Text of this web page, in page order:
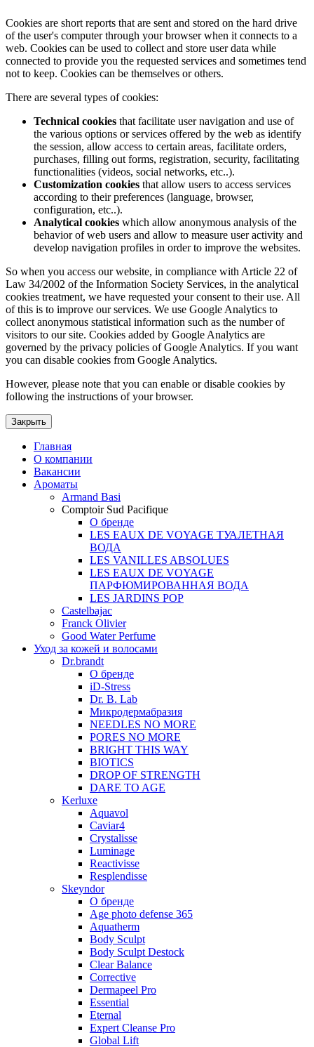
Cookies are short reports that are sent and stored on the hard drive
of the user's computer through your browser when it connects to a
web. Cookies can be used to collect and store user data while
connected to provide you the requested services and sometimes tend
not to keep. Cookies can be themselves or others.
There are several types of cookies:
Technical cookies that facilitate user navigation and use of
the various options or services offered by the web as identify
the session, allow access to certain areas, facilitate orders,
purchases, filling out forms, registration, security, facilitating
functionalities (videos, social networks, etc..).
Customization cookies that allow users to access services
according to their preferences (language, browser,
configuration, etc..).
Analytical cookies which allow anonymous analysis of the
behavior of web users and allow to measure user activity and
develop navigation profiles in order to improve the websites.
So when you access our website, in compliance with Article 22 of
Law 34/2002 of the Information Society Services, in the analytical
cookies treatment, we have requested your consent to their use. All
of this is to improve our services. We use Google Analytics to
collect anonymous statistical information such as the number of
visitors to our site. Cookies added by Google Analytics are
governed by the privacy policies of Google Analytics. If you want
you can disable cookies from Google Analytics.
However, please note that you can enable or disable cookies by
following the instructions of your browser.
Закрыть
Главная
О компании
Вакансии
Ароматы
Armand Basi
Comptoir Sud Pacifique
О бренде
LES EAUX DE VOYAGE ТУАЛЕТНАЯ
ВОДА
LES VANILLES ABSOLUES
LES EAUX DE VOYAGE
ПАРФЮМИРОВАННАЯ ВОДА
LES JARDINS POP
Castelbajac
Franck Olivier
Good Water Perfume
Уход за кожей и волосами
Dr.brandt
О бренде
iD-Stress
Dr. B. Lab
Микродермабразия
NEEDLES NO MORE
PORES NO MORE
BRIGHT THIS WAY
BIOTICS
DROP OF STRENGTH
DARE TO AGE
Kerluxe
Aquavol
Caviar4
Crystalisse
Luminage
Reactivisse
Resplendisse
Skeyndor
О бренде
Age photo defense 365
Aquatherm
Body Sculpt
Body Sculpt Destock
Clear Balance
Corrective
Dermapeel Pro
Essential
Eternal
Expert Cleanse Pro
Global Lift